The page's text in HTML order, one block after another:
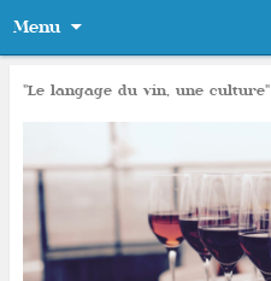
Menu
"Le langage du vin, une culture"